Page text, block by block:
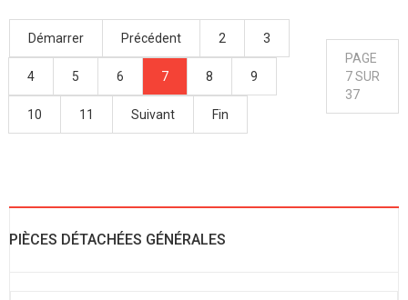
Démarrer Précédent 2 3
4 5 6 7 8 9
10 11 Suivant Fin
PAGE
7 SUR
37
PIÈCES DÉTACHÉES GÉNÉRALES